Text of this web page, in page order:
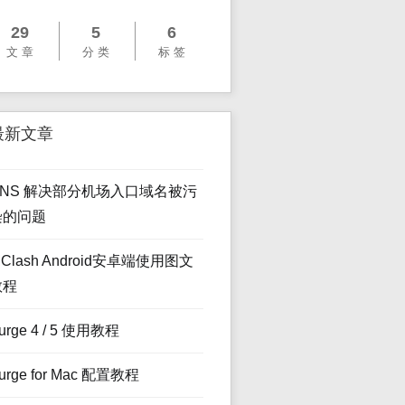
29
文 章
5
分 类
6
标 签
新文章
解决部分机场入口域名被污
问题
Android安卓端使用图文
4 / 5 使用教程
for Mac 配置教程